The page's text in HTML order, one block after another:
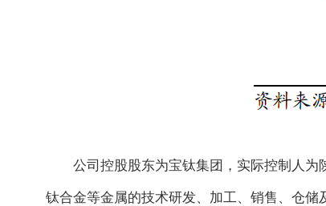
公司控股股东为宝钛集团，实际控制人
钛合金等金属的技术研发、加工、销售、仓储